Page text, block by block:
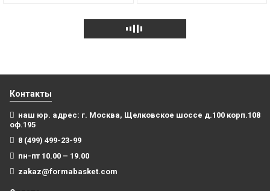
Контакты
наш юр. адрес: г. Москва, Щелковское шоссе д.100 корп.108
оф.195
8 (499) 499-23-99
пн-пт 10.00 – 19.00
zakaz@formabasket.com